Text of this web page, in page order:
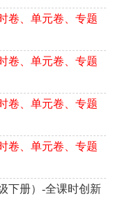
卷、单元卷、专题
卷、单元卷、专题
卷、单元卷、专题
卷、单元卷、专题
下册）-全课时创新